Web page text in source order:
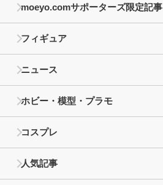
moeyo.comサポーターズ限定記事
フィギュア
ニュース
ホビー・模型・プラモ
コスプレ
人気記事